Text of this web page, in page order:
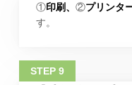
①印刷、 ②プリンタ
す。